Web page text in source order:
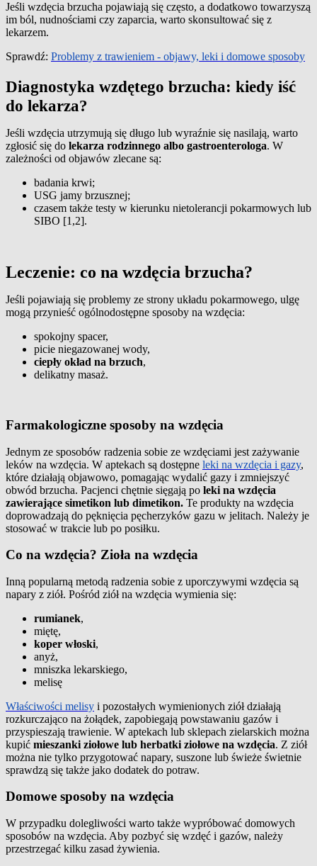
Jeśli wzdęcia brzucha pojawiają się często, a dodatkowo towarzyszą
im ból, nudnościami czy zaparcia, warto skonsultować się z
lekarzem.
Sprawdź: Problemy z trawieniem - objawy, leki i domowe sposoby
Diagnostyka wzdętego brzucha: kiedy iść
do lekarza?
Jeśli wzdęcia utrzymują się długo lub wyraźnie się nasilają, warto
zgłosić się do lekarza rodzinnego albo gastroenterologa. W
zależności od objawów zlecane są:
badania krwi;
USG jamy brzusznej;
czasem także testy w kierunku nietolerancji pokarmowych lub
SIBO [1,2].
Leczenie: co na wzdęcia brzucha?
Jeśli pojawiają się problemy ze strony układu pokarmowego, ulgę
mogą przynieść ogólnodostępne sposoby na wzdęcia:
spokojny spacer,
picie niegazowanej wody,
ciepły okład na brzuch,
delikatny masaż.
Farmakologiczne sposoby na wzdęcia
Jednym ze sposobów radzenia sobie ze wzdęciami jest zażywanie
leków na wzdęcia. W aptekach są dostępne leki na wzdęcia i gazy,
które działają objawowo, pomagając wydalić gazy i zmniejszyć
obwód brzucha. Pacjenci chętnie sięgają po leki na wzdęcia
zawierające simetikon lub dimetikon. Te produkty na wzdęcia
doprowadzają do pęknięcia pęcherzyków gazu w jelitach. Należy je
stosować w trakcie lub po posiłku.
Co na wzdęcia? Zioła na wzdęcia
Inną popularną metodą radzenia sobie z uporczywymi wzdęcia są
napary z ziół. Pośród ziół na wzdęcia wymienia się:
rumianek,
miętę,
koper włoski,
anyż,
mniszka lekarskiego,
melisę
Właściwości melisy i pozostałych wymienionych ziół działają
rozkurczająco na żołądek, zapobiegają powstawaniu gazów i
przyspieszają trawienie. W aptekach lub sklepach zielarskich można
kupić mieszanki ziołowe lub herbatki ziołowe na wzdęcia. Z ziół
można nie tylko przygotować napary, suszone lub świeże świetnie
sprawdzą się także jako dodatek do potraw.
Domowe sposoby na wzdęcia
W przypadku dolegliwości warto także wypróbować domowych
sposobów na wzdęcia. Aby pozbyć się wzdęć i gazów, należy
przestrzegać kilku zasad żywienia.